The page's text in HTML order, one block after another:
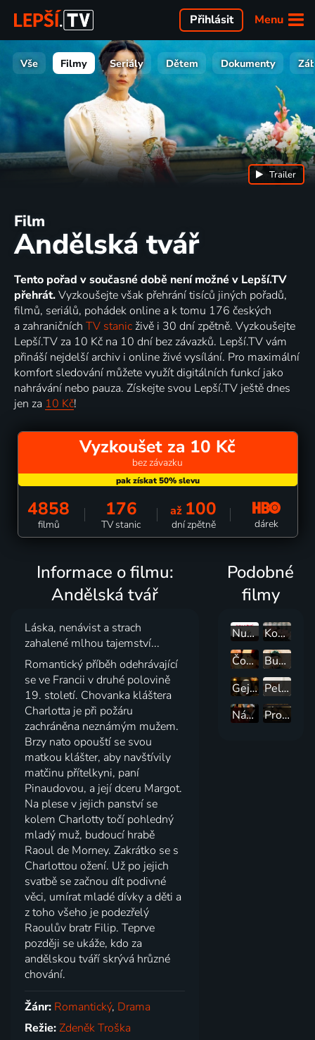
Menu
Přihlásit
Vše Filmy Seriály Dětem Dokumenty
Film
Andělská tvář
Trailer
Tento pořad v současné době není možné v Lepší.TV
přehrát.Vyzkoušejte však přehrání tisíců jiných pořadů,
filmů, seriálů, pohádek online a k tomu 176 českých
a zahraničních TV stanic živě i 30 dní zpětně. Vyzkoušejte
Lepší.TV za 10 Kč na 10 dní bez závazků. Lepší.TV vám
přináší nejdelší archiv i online živé vysílání. Pro maximální
komfort sledování můžete využít digitálních funkcí jako
nahrávání nebo pauza. Získejte svou Lepší.TV ještě dnes
jen za 10 Kč!
Vyzkoušet za 10 Kč
bez závazku
4858
filmů
176
TV stanic
až 100
dní zpětně dárek
Informace o filmu:
Andělská tvář
Láska, nenávist a strach
zahalené mlhou tajemství...
Romantický příběh odehrávající
se ve Francii v druhé polovině
19. století. Chovanka kláštera
Charlotta je při požáru
zachráněna neznámým mužem.
Brzy nato opouští se svou
matkou klášter, aby navštívily
matčinu přítelkyni, paní
Pinaudovou, a její dceru Margot.
Na plese v jejich panství se
kolem Charlotty točí pohledný
mladý muž, budoucí hrabě
Raoul de Morney. Zakrátko se s
Charlottou ožení. Už po jejich
svatbě se začnou dít podivné
věci, umírat mladé dívky a děti a
z toho všeho je podezřelý
Raoulův bratr Filip. Teprve
později se ukáže, kdo za
andělskou tváří skrývá hrůzné
chování.
Žánr: Romantický, Drama
Režie:Zdeněk Troška
Podobné
filmy
Nuda v Brně
Kousek nebe
Čokoláda
Bumerang
Gejša
Pelíšky
Návštěva staré dámy
Prolomit vlny